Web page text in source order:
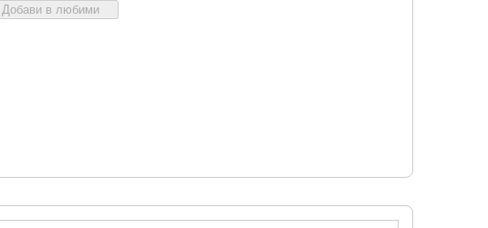
Добави в любими